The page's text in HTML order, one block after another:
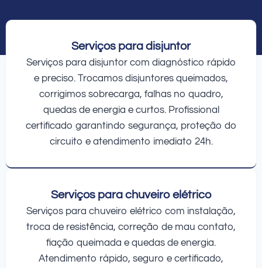
Serviços para disjuntor
Serviços para disjuntor com diagnóstico rápido
e preciso. Trocamos disjuntores queimados,
corrigimos sobrecarga, falhas no quadro,
quedas de energia e curtos. Profissional
certificado garantindo segurança, proteção do
circuito e atendimento imediato 24h.
Serviços para chuveiro elétrico
Serviços para chuveiro elétrico com instalação,
troca de resistência, correção de mau contato,
fiação queimada e quedas de energia.
Atendimento rápido, seguro e certificado,